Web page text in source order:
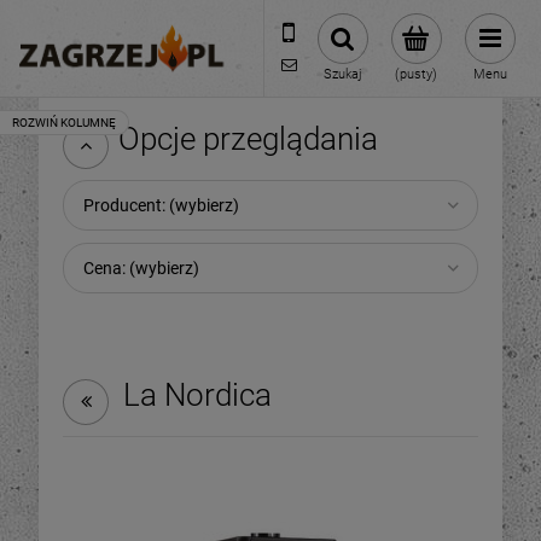
600 373 809
sklep@zagrzej.pl
(pusty)
Szukaj Menu
Opcje przeglądania
Producent: (wybierz)
Cena: (wybierz)
La Nordica